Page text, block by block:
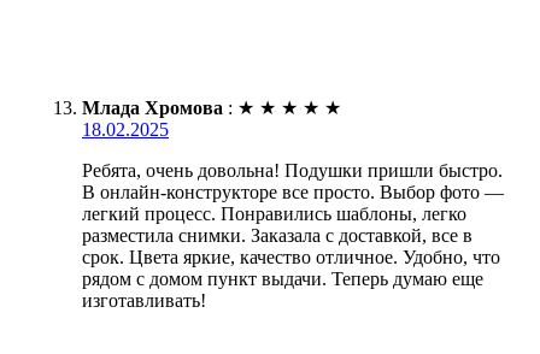
Млада Хромова : ★ ★ ★ ★ ★
18.02.2025
Ребята, очень довольна! Подушки пришли быстро.
В онлайн-конструкторе все просто. Выбор фото —
легкий процесс. Понравились шаблоны, легко
разместила снимки. Заказала с доставкой, все в
срок. Цвета яркие, качество отличное. Удобно, что
рядом с домом пункт выдачи. Теперь думаю еще
изготавливать!